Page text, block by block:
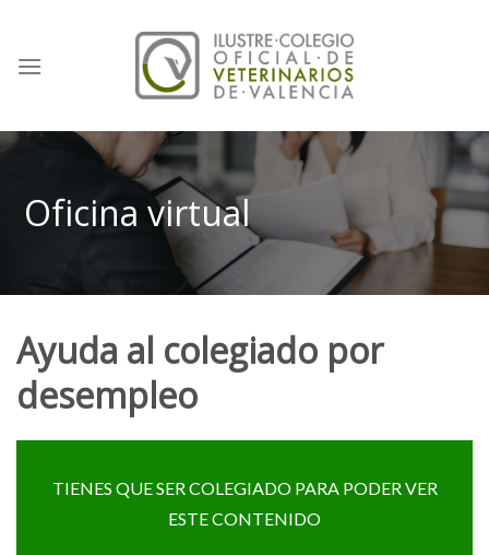
content
Oficina virtual
Ayuda al colegiado por
desempleo
TIENES QUE SER COLEGIADO PARA PODER VER
ESTE CONTENIDO